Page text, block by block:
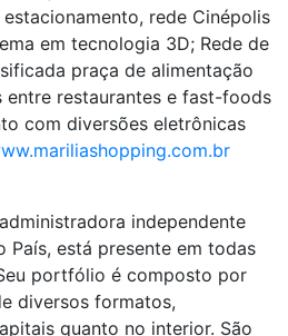
rede Cinépolis
em tecnologia 3D; Rede de
praça de alimentação
entre restaurantes e fast-foods
com diversões eletrônicas
independente
País, está presente em todas
portfólio é composto por
diversos formatos,
quanto no interior. São